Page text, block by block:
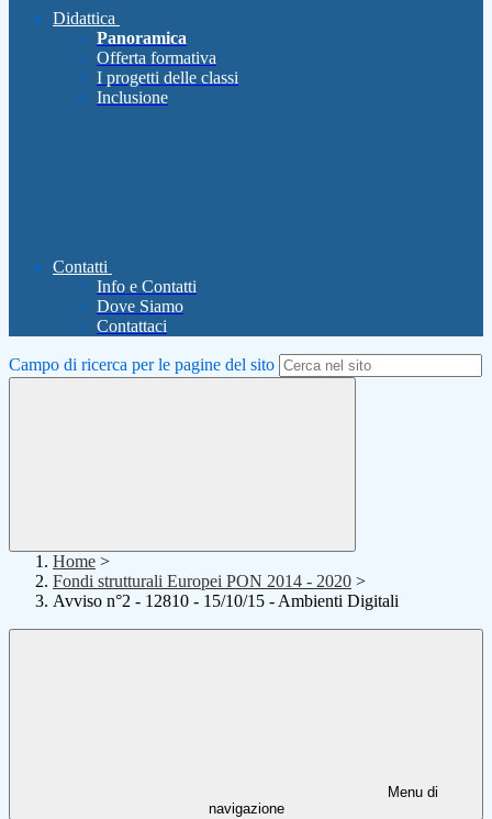
Didattica
Panoramica
Offerta formativa
I progetti delle classi
Inclusione
Contatti
Info e Contatti
Dove Siamo
Contattaci
Campo di ricerca per le pagine del sito
Home >
Fondi strutturali Europei PON 2014 - 2020 >
Avviso n°2 - 12810 - 15/10/15 - Ambienti Digitali
Menu di
navigazione